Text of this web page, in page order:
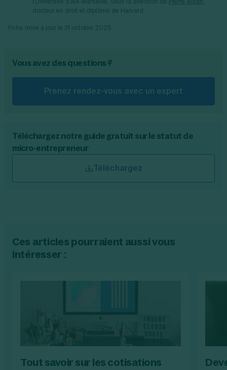
Vous avez des questions ?
Prenez rendez-vous avec un expert
Téléchargez notre guide gratuit sur le statut de
micro-entrepreneur
Téléchargez
Ces articles pourraient aussi vous
intéresser :
Tout savoir sur les cotisations